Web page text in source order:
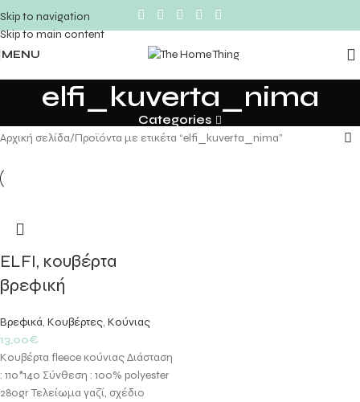
Skip to navigation
Skip to main content
MENU
elfi_kuverta_nima
Categories
Αρχική σελίδα Προϊόντα με ετικέτα “elfi_kuverta_nima”
ELFI, κουβέρτα
βρεφική
Βρεφικά, Κουβέρτες, Κούνιας
13,00€
Κουβέρτα fleece κούνιας Διάσταση
: 110*140 Σύνθεση : 100% polyester
280gr Τελείωμα γαζί, σχέδιο